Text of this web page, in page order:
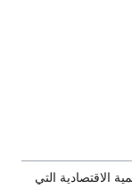
الاقتصادية التي